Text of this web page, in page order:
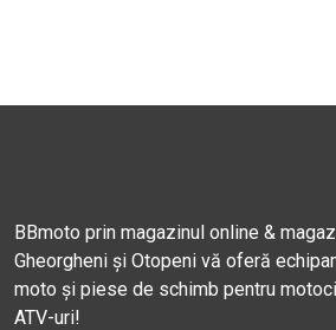
BBmoto prin magazinul online &
Gheorgheni și Otopeni vă oferă
moto și piese de schimb pentru
ATV-uri!